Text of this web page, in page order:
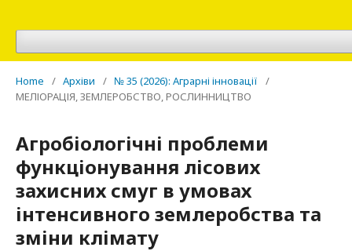
Home / Архіви / № 35 (2026): Аграрні інновації
/
МЕЛІОРАЦІЯ, ЗЕМЛЕРОБСТВО, РОСЛИННИЦТВО
Агробіологічні проблеми
функціонування лісових
захисних смуг в умовах
інтенсивного землеробства та
зміни клімату